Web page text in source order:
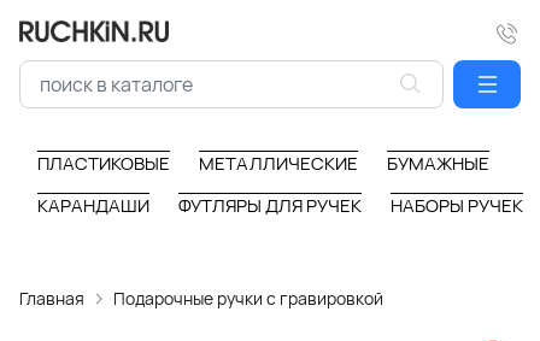
ПЛАСТИКОВЫЕ МЕТАЛЛИЧЕСКИЕ
БУМАЖНЫЕ
КАРАНДАШИ
ФУТЛЯРЫ ДЛЯ РУЧЕК НАБОРЫ РУЧЕК
Главная Подарочные ручки с гравировкой